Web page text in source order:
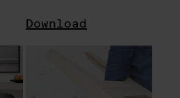
Download